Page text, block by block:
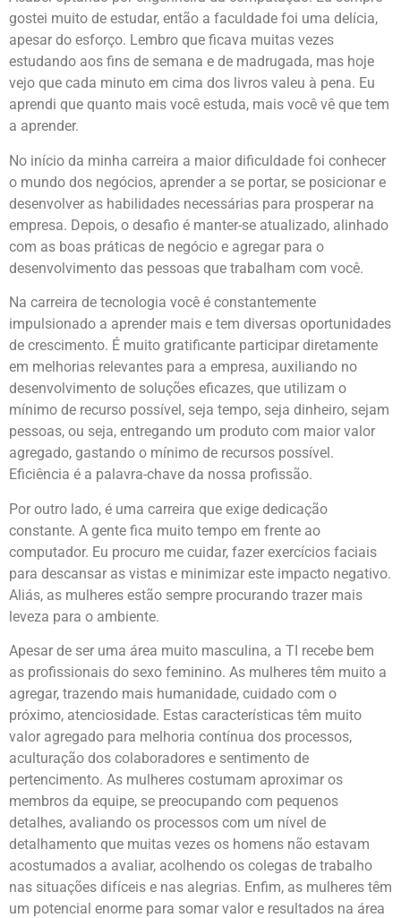
gostei muito de estudar, então a faculdade foi uma delícia,
apesar do esforço. Lembro que ficava muitas vezes
estudando aos fins de semana e de madrugada, mas hoje
vejo que cada minuto em cima dos livros valeu à pena. Eu
aprendi que quanto mais você estuda, mais você vê que tem
a aprender.
No início da minha carreira a maior dificuldade foi conhecer
o mundo dos negócios, aprender a se portar, se posicionar e
desenvolver as habilidades necessárias para prosperar na
empresa. Depois, o desafio é manter-se atualizado, alinhado
com as boas práticas de negócio e agregar para o
desenvolvimento das pessoas que trabalham com você.
Na carreira de tecnologia você é constantemente
impulsionado a aprender mais e tem diversas oportunidades
de crescimento. É muito gratificante participar diretamente
em melhorias relevantes para a empresa, auxiliando no
desenvolvimento de soluções eficazes, que utilizam o
mínimo de recurso possível, seja tempo, seja dinheiro, sejam
pessoas, ou seja, entregando um produto com maior valor
agregado, gastando o mínimo de recursos possível.
Eficiência é a palavra-chave da nossa profissão.
Por outro lado, é uma carreira que exige dedicação
constante. A gente fica muito tempo em frente ao
computador. Eu procuro me cuidar, fazer exercícios faciais
para descansar as vistas e minimizar este impacto negativo.
Aliás, as mulheres estão sempre procurando trazer mais
leveza para o ambiente.
Apesar de ser uma área muito masculina, a TI recebe bem
as profissionais do sexo feminino. As mulheres têm muito a
agregar, trazendo mais humanidade, cuidado com o
próximo, atenciosidade. Estas características têm muito
valor agregado para melhoria contínua dos processos,
aculturação dos colaboradores e sentimento de
pertencimento. As mulheres costumam aproximar os
membros da equipe, se preocupando com pequenos
detalhes, avaliando os processos com um nível de
detalhamento que muitas vezes os homens não estavam
acostumados a avaliar, acolhendo os colegas de trabalho
nas situações difíceis e nas alegrias. Enfim, as mulheres têm
um potencial enorme para somar valor e resultados na área